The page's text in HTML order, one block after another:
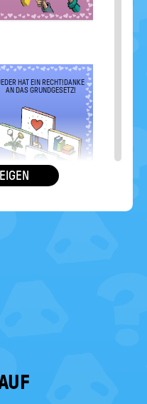
HAT EIN RECHT!DANKE
AN DAS GRUNDGESETZ!